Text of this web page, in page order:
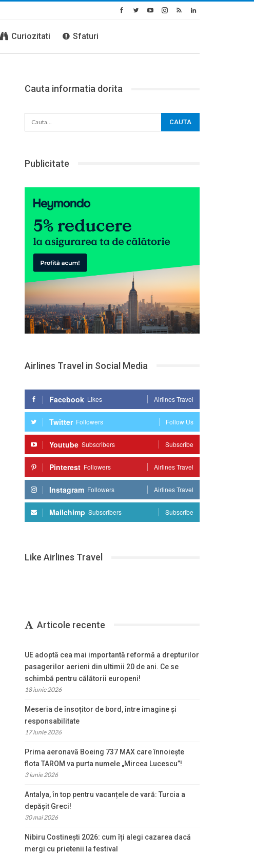
Curiozitati Sfaturi
Cauta informatia dorita
Publicitate
Airlines Travel in Social Media
Facebook Likes Airlines Travel
Twitter Followers Follow Us
Youtube Subscribers Subscribe
Pinterest Followers Airlines Travel
Instagram Followers Airlines Travel
Mailchimp Subscribers Subscribe
Like Airlines Travel
Articole recente
UE adoptă cea mai importantă reformă a drepturilor
pasagerilor aerieni din ultimii 20 de ani. Ce se
schimbă pentru călătorii europeni!
18 iunie 2026
Meseria de însoțitor de bord, între imagine și
responsabilitate
17 iunie 2026
Prima aeronavă Boeing 737 MAX care înnoiește
flota TAROM va purta numele „Mircea Lucescu”!
3 iunie 2026
Antalya, în top pentru vacanțele de vară: Turcia a
depășit Greci!
30 mai 2026
Nibiru Costinești 2026: cum îți alegi cazarea dacă
mergi cu prietenii la festival